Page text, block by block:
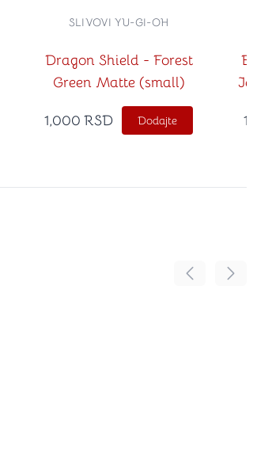
Dragon Shield - Forest
Green Matte (small)
SLIVOVI YU-GI-OH
1,000 RSD Dodajte
Jet
Pomeranje